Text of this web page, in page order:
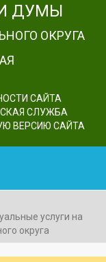
ДУМЫ
ОКРУГА
САЙТА
СЛУЖБА
ВЕРСИЮ САЙТА
услуги на
округа